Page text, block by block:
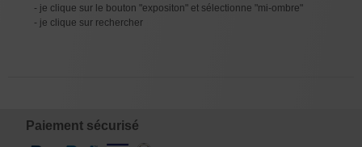
- je clique sur le bouton "expositon" et sélectionne "mi-ombre"
- je clique sur rechercher
Paiement sécurisé